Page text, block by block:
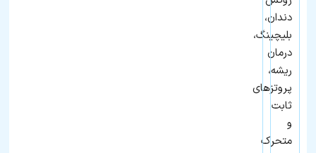
دندان،
بلیچینگ،
درمان
ریشه،
پروتزهای
ثابت
و
متحرک